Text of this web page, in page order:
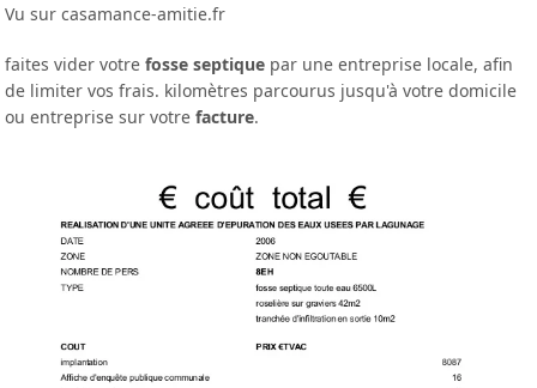
Vu sur casamance-amitie.fr
faites vider votrefosse septique par une entreprise locale, afin
de limiter vos frais. kilomètres parcourus jusqu'à votre domicile
ou entreprise sur votrefacture.